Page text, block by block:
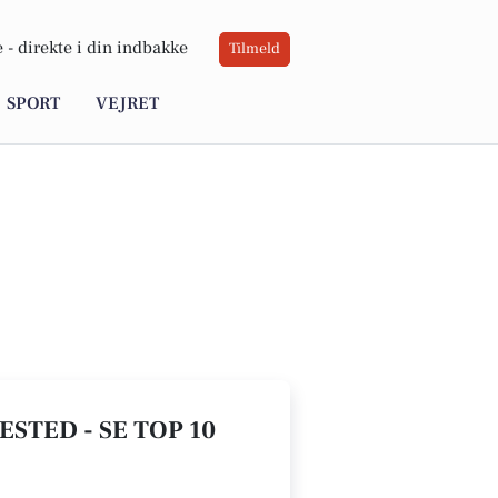
- direkte i din indbakke Tilmeld
SPORT VEJRET
- SE TOP 10